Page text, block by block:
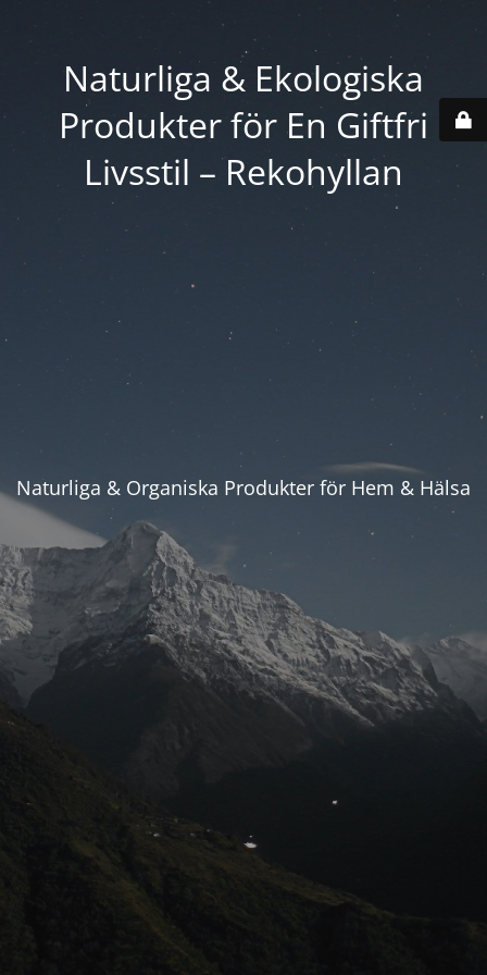
Naturliga & Ekologiska
Produkter för En Giftfri
Livsstil – Rekohyllan
Naturliga & Organiska Produkter för Hem & Hälsa